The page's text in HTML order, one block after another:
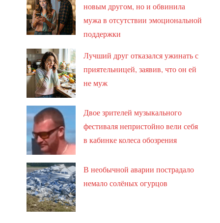
новым другом, но и обвинила
мужа в отсутствии эмоциональной
поддержки
Лучший друг отказался ужинать с
приятельницей, заявив, что он ей
не муж
Двое зрителей музыкального
фестиваля непристойно вели себя
в кабинке колеса обозрения
В необычной аварии пострадало
немало солёных огурцов